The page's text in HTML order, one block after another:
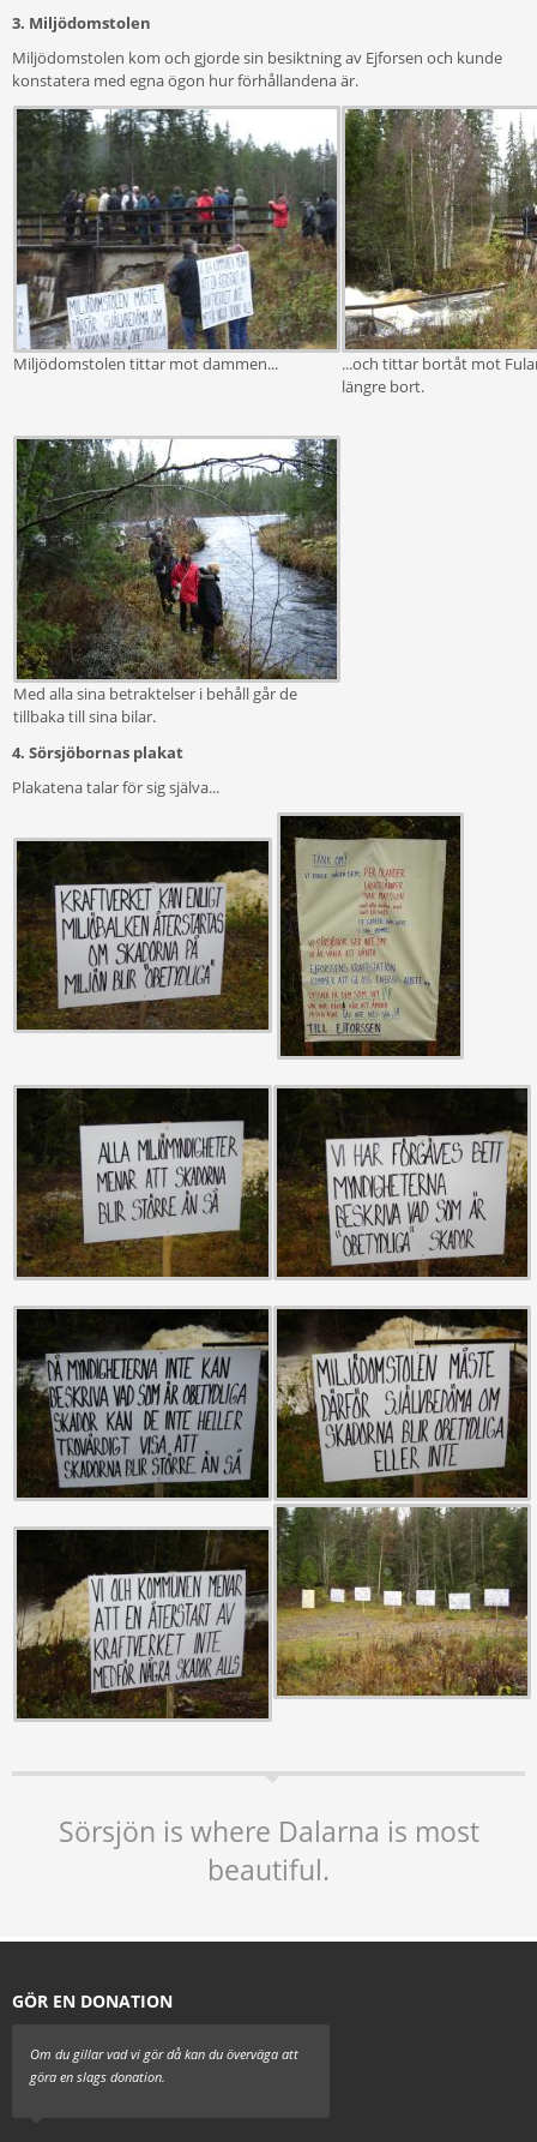
3. Miljödomstolen
Miljödomstolen kom och gjorde sin besiktning av Ejforsen och kunde
konstatera med egna ögon hur förhållandena är.
Miljödomstolen tittar mot dammen...
...och tittar bortåt mot
längre bort.
Med alla sina betraktelser i behåll går de
tillbaka till sina bilar.
4. Sörsjöbornas plakat
Plakatena talar för sig själva...
Sörsjön is where Dalarna is most
beautiful.
GÖR EN DONATION
Om du gillar vad vi gör då kan du överväga att
göra en slags donation.